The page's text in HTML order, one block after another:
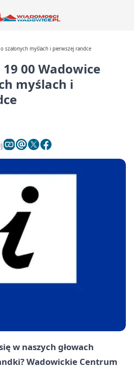
szalonych myślach i pierwszej randce
00 Wadowice
myślach i
w naszych głowach
Wadowickie Centrum